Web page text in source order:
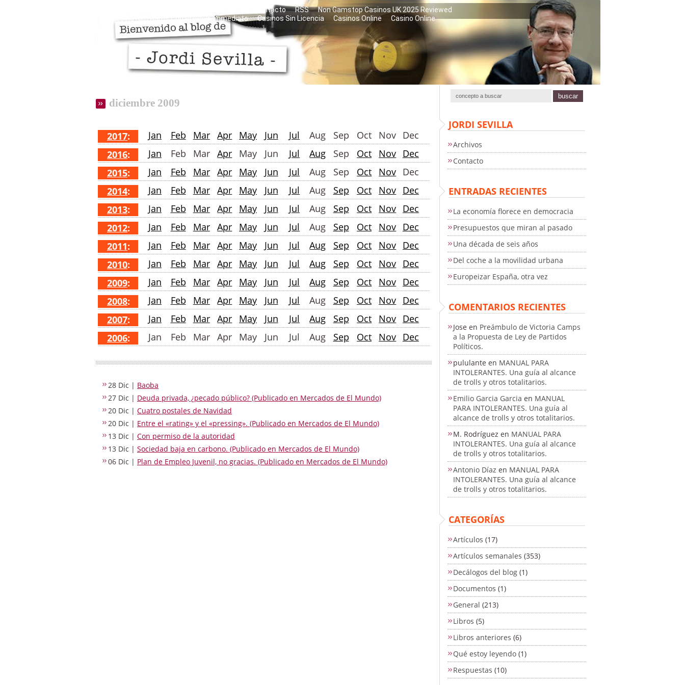
Contacto RSS
Non Gamstop Casinos UK 2025 Reviewed
Casino Non Aams Con Prelievo Immediato
Casinos Sin Licencia Casinos Online Casino Online
diciembre 2009
2017: Jan Feb Mar Apr May Jun Jul Aug Sep Oct Nov Dec
2016: Jan Feb Mar Apr May Jun Jul Aug Sep Oct Nov Dec
2015: Jan Feb Mar Apr May Jun Jul Aug Sep Oct Nov Dec
2014: Jan Feb Mar Apr May Jun Jul Aug Sep Oct Nov Dec
2013: Jan Feb Mar Apr May Jun Jul Aug Sep Oct Nov Dec
2012: Jan Feb Mar Apr May Jun Jul Aug Sep Oct Nov Dec
2011: Jan Feb Mar Apr May Jun Jul Aug Sep Oct Nov Dec
2010: Jan Feb Mar Apr May Jun Jul Aug Sep Oct Nov Dec
2009: Jan Feb Mar Apr May Jun Jul Aug Sep Oct Nov Dec
2008: Jan Feb Mar Apr May Jun Jul Aug Sep Oct Nov Dec
2007: Jan Feb Mar Apr May Jun Jul Aug Sep Oct Nov Dec
2006: Jan Feb Mar Apr May Jun Jul Aug Sep Oct Nov Dec
28 Dic | Baoba
27 Dic | Deuda privada, ¿pecado público? (Publicado en Mercados de El Mundo)
20 Dic | Cuatro postales de Navidad
20 Dic | Entre el «rating» y el «pressing». (Publicado en Mercados de El Mundo)
13 Dic | Con permiso de la autoridad
13 Dic | Sociedad baja en carbono. (Publicado en Mercados de El Mundo)
06 Dic | Plan de Empleo Juvenil, no gracias. (Publicado en Mercados de El Mundo)
JORDI SEVILLA
Archivos
Contacto
ENTRADAS RECIENTES
La economía florece en democracia
Presupuestos que miran al pasado
Una década de seis años
Del coche a la movilidad urbana
Europeizar España, otra vez
COMENTARIOS RECIENTES
Jose en Preámbulo de Victoria Camps
a la Propuesta de Ley de Partidos
Políticos.
pululante en MANUAL PARA
INTOLERANTES. Una guía al alcance
de trolls y otros totalitarios.
Emilio Garcia Garcia en MANUAL
PARA INTOLERANTES. Una guía al
alcance de trolls y otros totalitarios.
M. Rodríguez en MANUAL PARA
INTOLERANTES. Una guía al alcance
de trolls y otros totalitarios.
Antonio Díaz en MANUAL PARA
INTOLERANTES. Una guía al alcance
de trolls y otros totalitarios.
CATEGORÍAS
Artículos (17)
Artículos semanales (353)
Decálogos del blog (1)
Documentos (1)
General (213)
Libros (5)
Libros anteriores (6)
Qué estoy leyendo (1)
Respuestas (10)